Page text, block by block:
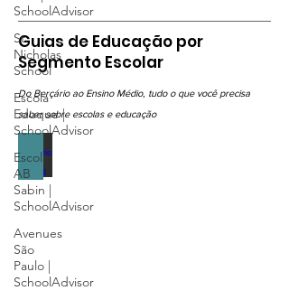
SchoolAdvisor
St.
Nicholas
School
Escola
Eduque |
SchoolAdvisor
Escola
AB
Sabin |
SchoolAdvisor
Avenues
São
Paulo |
SchoolAdvisor
Guias de Educação por
Segmento Escolar
Do Berçário ao Ensino Médio, tudo o que você precisa
saber sobre escolas e educação
Berçário e Infantil
Guia
sobre
Berçário
escola
de
Educação